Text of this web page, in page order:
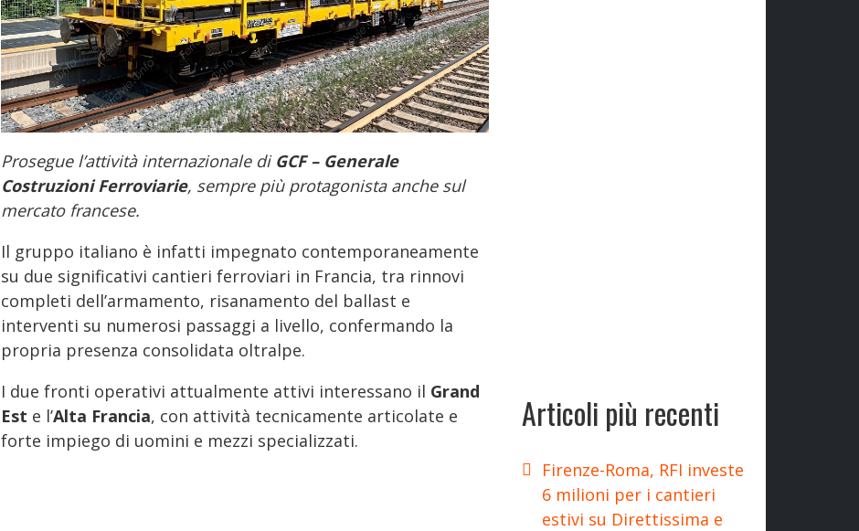
Prosegue l’attività internazionale di GCF – Generale
Costruzioni Ferroviarie, sempre più protagonista anche sul
mercato francese.
Il gruppo italiano è infatti impegnato contemporaneamente
su due significativi cantieri ferroviari in Francia, tra rinnovi
completi dell’armamento, risanamento del ballast e
interventi su numerosi passaggi a livello, confermando la
propria presenza consolidata oltralpe.
I due fronti operativi attualmente attivi interessano il Grand
Est e l’Alta Francia, con attività tecnicamente articolate e
forte impiego di uomini e mezzi specializzati.
Articoli più recenti
Firenze-Roma, RFI investe
6 milioni per i cantieri
estivi su Direttissima e